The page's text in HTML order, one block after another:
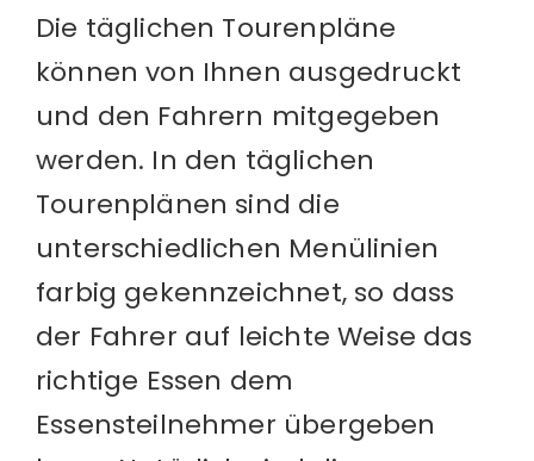
Die täglichen Tourenpläne
können von Ihnen ausgedruckt
und den Fahrern mitgegeben
werden. In den täglichen
Tourenplänen sind die
unterschiedlichen Menülinien
farbig gekennzeichnet, so dass
der Fahrer auf leichte Weise das
richtige Essen dem
Essensteilnehmer übergeben